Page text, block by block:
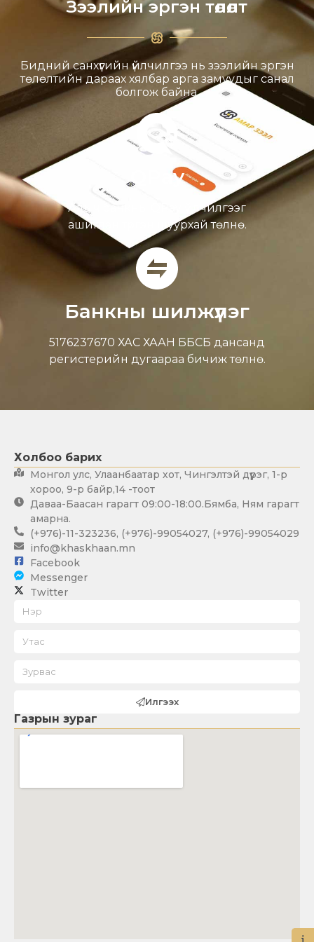
Зээлийн эргэн төлөлт
Бидний санхүүгийн үйлчилгээ нь зээлийн эргэн
төлөлтийн дараах хялбар арга замуудыг санал
болгож байна.
QPay
Аль ч банкны QPay үйлчилгээг
ашиглан түргэн шуурхай төлнө.
Банкны шилжүүлэг
5176237670 ХАС ХААН ББСБ дансанд
регистерийн дугаараа бичиж төлнө.
Холбоо барих
Монгол улс, Улаанбаатар хот, Чингэлтэй дүүрэг, 1-р
хороо, 9-р байр,14 -тоот
Даваа-Баасан гарагт 09:00-18:00.Бямба, Ням гарагт
амарна.
(+976)-11-323236, (+976)-99054027, (+976)-99054029
info@khaskhaan.mn
Facebook
Messenger
Twitter
Илгээх
Газрын зураг